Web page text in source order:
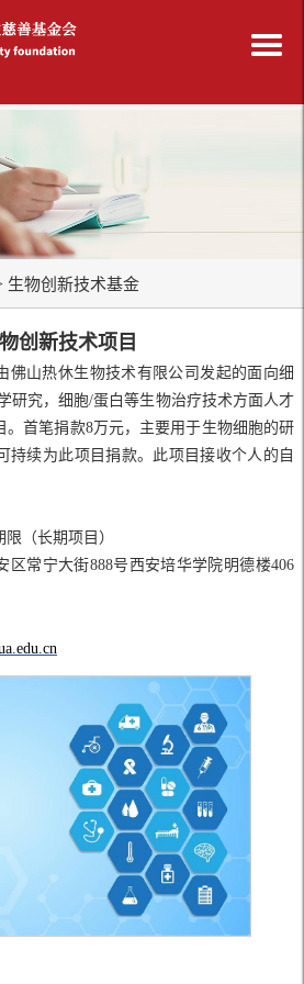
生物创新技术基金
创新技术项目
佛山热休生物技术有限公司发起的面向细
研究，细胞/蛋白等生物治疗技术方面人才
。首笔捐款8万元，主要用于生物细胞的研
持续为此项目捐款。此项目接收个人的自
（长期项目）
区常宁大街888号西安培华学院明德楼406